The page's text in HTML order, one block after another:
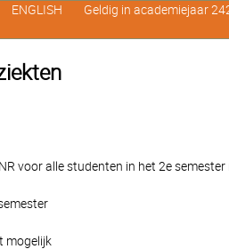
voor alle studenten in het 2e semester
mogelijk
ENGLISH Geldig in academiejaar